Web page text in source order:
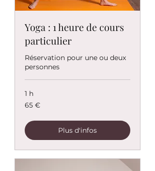
Yoga : 1 heure de cours
particulier
Réservation pour une ou deux
personnes
1 h
65
euros
65 €
Plus d'infos